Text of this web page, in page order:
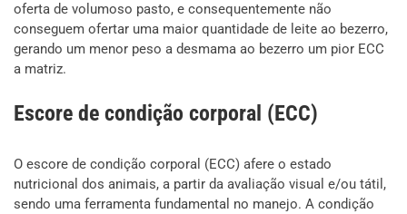
oferta de volumoso pasto, e consequentemente não
conseguem ofertar uma maior quantidade de leite ao bezerro,
gerando um menor peso a desmama ao bezerro um pior ECC
a matriz.
Escore de condição corporal (ECC)
O escore de condição corporal (ECC) afere o estado
nutricional dos animais, a partir da avaliação visual e/ou tátil,
sendo uma ferramenta fundamental no manejo. A condição